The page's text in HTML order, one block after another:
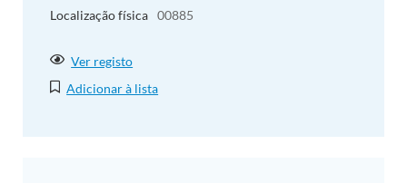
Localização física 00885
Ver registo
Adicionar à lista